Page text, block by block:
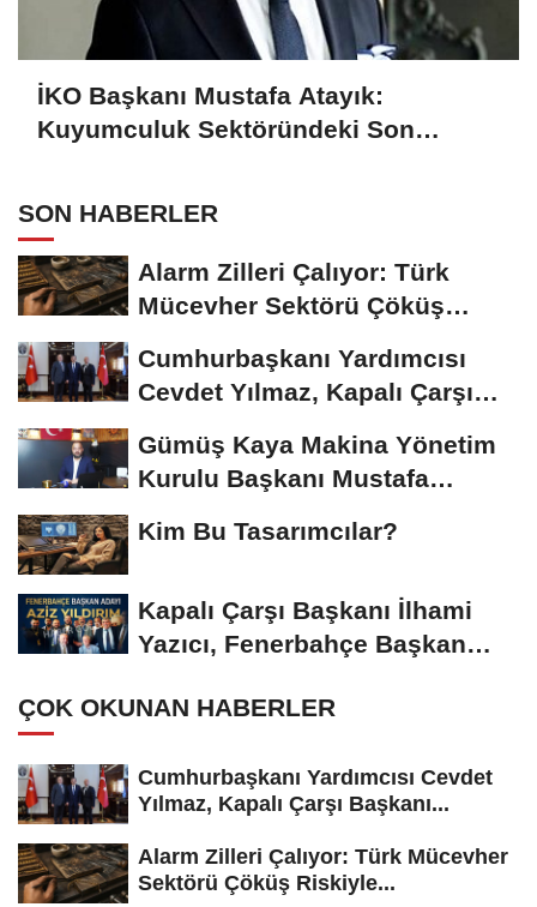
İKO Başkanı Mustafa Atayık:
Kuyumculuk Sektöründeki Son
SON HABERLER
Alarm Zilleri Çalıyor: Türk
Mücevher Sektörü Çöküş
Cumhurbaşkanı Yardımcısı
Cevdet Yılmaz, Kapalı Çarşı
Gümüş Kaya Makina Yönetim
Kurulu Başkanı Mustafa
Kim Bu Tasarımcılar?
Kapalı Çarşı Başkanı İlhami
Yazıcı, Fenerbahçe Başkan
ÇOK OKUNAN HABERLER
Cumhurbaşkanı Yardımcısı Cevdet
Yılmaz, Kapalı Çarşı Başkanı...
Alarm Zilleri Çalıyor: Türk Mücevher
Sektörü Çöküş Riskiyle...